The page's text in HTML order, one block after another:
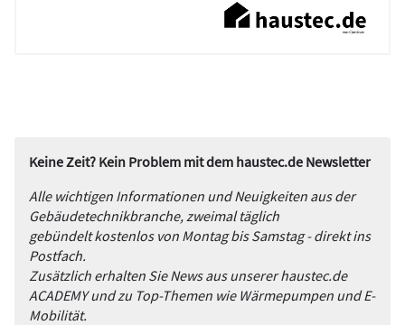
Keine Zeit? Kein Problem mit dem haustec.de Newsletter
Alle wichtigen Informationen und Neuigkeiten aus der
Gebäudetechnikbranche, zweimal täglich
gebündelt kostenlos von Montag bis Samstag - direkt ins
Postfach.
Zusätzlich erhalten Sie News aus unserer haustec.de
ACADEMY und zu Top-Themen wie Wärmepumpen und E-
Mobilität.